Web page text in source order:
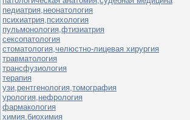
педиатрия,неонатология
психиатрия,психология
пульмонология,фтизиатрия
сексопатология
стоматология,челюстно-лицевая хирургия
травматология
трансфузиология
терапия
узи,рентгенология,томография
урология,нефрология
фармакология
химия,биохимия